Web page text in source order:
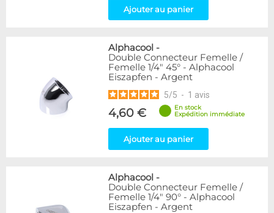
Ajouter au panier
Alphacool -
Double Connecteur Femelle /
Femelle 1/4" 45° - Alphacool
Eiszapfen - Argent
5/5 - 1 avis
4,60 €
En stock
Expédition immédiate
Ajouter au panier
Alphacool -
Double Connecteur Femelle /
Femelle 1/4" 90° - Alphacool
Eiszapfen - Argent